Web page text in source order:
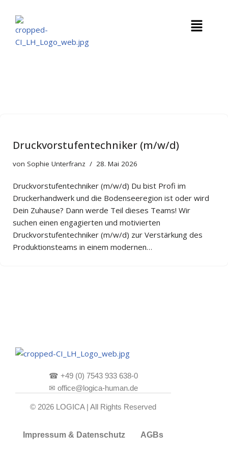
Zum
Inhalt
Druckvorstufentechniker (m/w/d)
von Sophie Unterfranz 28. Mai 2026
Druckvorstufentechniker (m/w/d) Du bist Profi im
Druckerhandwerk und die Bodenseeregion ist oder wird
Dein Zuhause? Dann werde Teil dieses Teams! Wir
suchen einen engagierten und motivierten
Druckvorstufentechniker (m/w/d) zur Verstärkung des
Produktionsteams in einem modernen…
☎ +49 (0) 7543 933 638-0
✉ office@logica-human.de
© 2026 LOGICA | All Rights Reserved
Impressum & Datenschutz AGBs